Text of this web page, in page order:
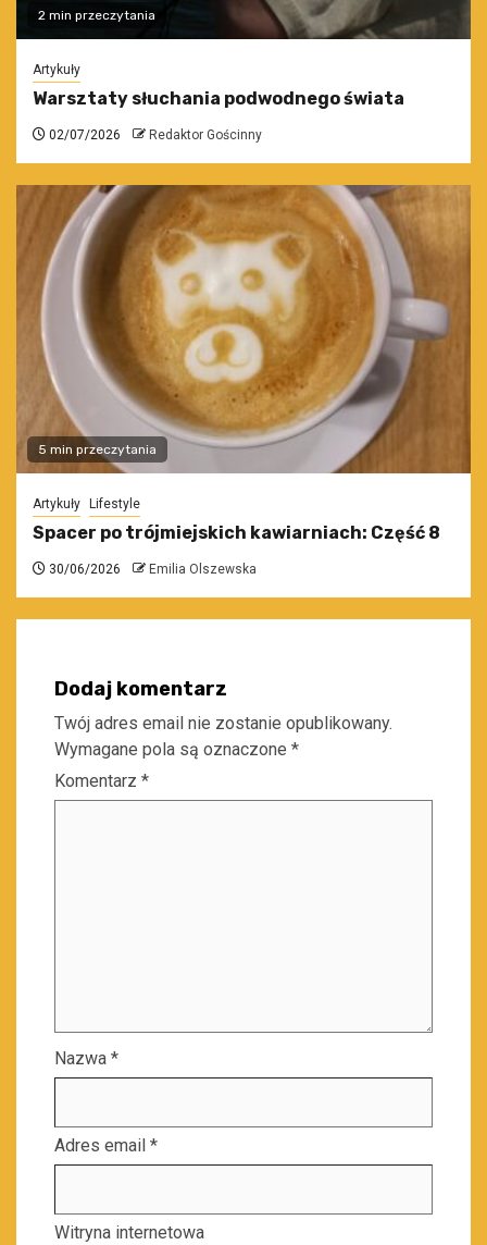
2 min przeczytania
Artykuły
Warsztaty słuchania podwodnego świata
02/07/2026 Redaktor Gościnny
5 min przeczytania
Artykuły Lifestyle
Spacer po trójmiejskich kawiarniach: Część 8
30/06/2026 Emilia Olszewska
Dodaj komentarz
Twój adres email nie zostanie opublikowany.
Wymagane pola są oznaczone *
Komentarz *
Nazwa *
Adres email *
Witryna internetowa